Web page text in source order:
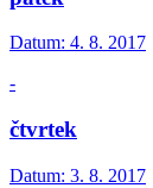
Datum: 4. 8. 2017
-
čtvrtek
Datum: 3. 8. 2017